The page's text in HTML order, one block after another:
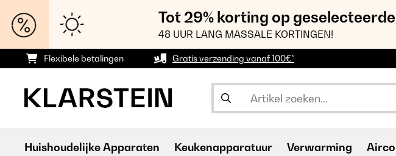
Tot 29% korting op
48 UUR LANG MASSALE KORTINGEN!
Flexibele betalingen Gratis verzending vanaf 100€*
Huishoudelijke Apparaten Keukenapparatuur Verwarming